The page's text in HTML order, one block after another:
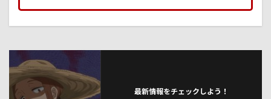
最新情報をチェックしよう！